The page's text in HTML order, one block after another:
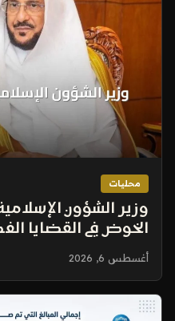
محليات
وزير الشؤون
الخوض في القضايا
الأخرى
أغسطس 6, 2026